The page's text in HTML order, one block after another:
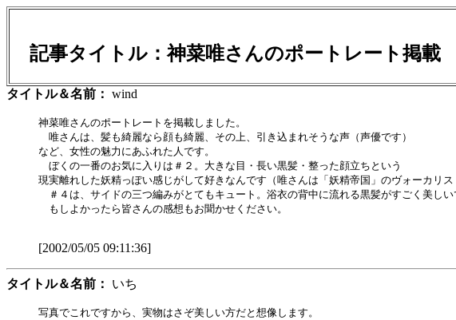
記事タイトル：神菜唯さんのポートレート掲載
タイトル＆名前： wind
神菜唯さんのポートレートを掲載しました。
唯さんは、髪も綺麗なら顔も綺麗、その上、引き込まれそうな声（声優です）
など、女性の魅力にあふれた人です。
ぼくの一番のお気に入りは＃２。大きな目・長い黒髪・整った顔立ちという
現実離れした妖精っぽい感じがして好きなんです（唯さんは「妖精帝国」のヴォーカリス
＃４は、サイドの三つ編みがとてもキュート。浴衣の背中に流れる黒髪がすごく美しい
もしよかったら皆さんの感想もお聞かせください。
[2002/05/05 09:11:36]
タイトル＆名前： いち
写真でこれですから、実物はさぞ美しい方だと想像します。